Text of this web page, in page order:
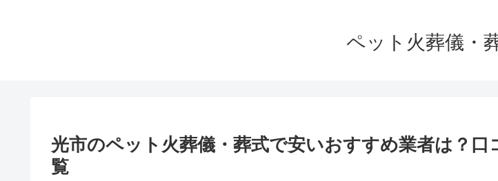
ペット火葬儀・
光市のペット火葬儀・葬式で安いおすすめ業者は？口
覧